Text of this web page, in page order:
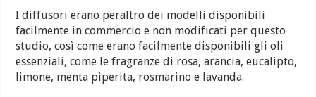
I diffusori erano peraltro dei modelli disponibili
facilmente in commercio e non modificati per questo
studio, così come erano facilmente disponibili gli oli
essenziali, come le fragranze di rosa, arancia, eucalipto,
limone, menta piperita, rosmarino e lavanda.